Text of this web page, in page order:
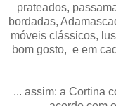
prateados,
bordadas,
móveis clássicos,
bom gosto, e em
... assim: a Cortina